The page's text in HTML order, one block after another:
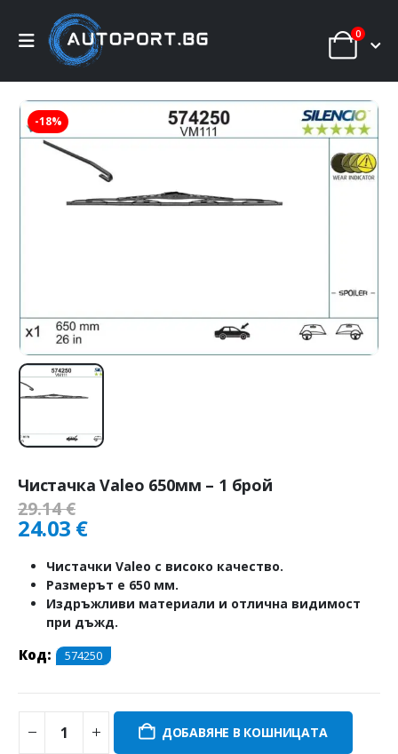
0
-18%
Чистачка Valeo 650мм – 1 брой
29.14€
24.03 €
Чистачки Valeo с високо качество.
Размерът е 650 мм.
Издръжливи материали и отлична видимост
при дъжд.
Код: 574250
ДОБАВЯНЕ В КОШНИЦАТА